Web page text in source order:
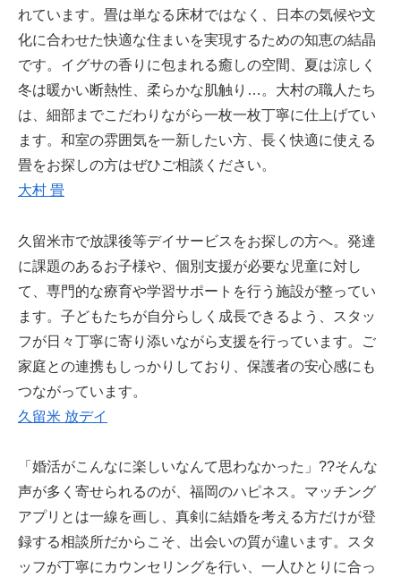
れています。畳は単なる床材ではなく、日本の気候や文
化に合わせた快適な住まいを実現するための知恵の結晶
です。イグサの香りに包まれる癒しの空間、夏は涼しく
冬は暖かい断熱性、柔らかな肌触り…。大村の職人たち
は、細部までこだわりながら一枚一枚丁寧に仕上げてい
ます。和室の雰囲気を一新したい方、長く快適に使える
畳をお探しの方はぜひご相談ください。
大村 畳
久留米市で放課後等デイサービスをお探しの方へ。発達
に課題のあるお子様や、個別支援が必要な児童に対し
て、専門的な療育や学習サポートを行う施設が整ってい
ます。子どもたちが自分らしく成長できるよう、スタッ
フが日々丁寧に寄り添いながら支援を行っています。ご
家庭との連携もしっかりしており、保護者の安心感にも
つながっています。
久留米 放デイ
「婚活がこんなに楽しいなんて思わなかった」??そんな
声が多く寄せられるのが、福岡のハピネス。マッチング
アプリとは一線を画し、真剣に結婚を考える方だけが登
録する相談所だからこそ、出会いの質が違います。スタ
ッフが丁寧にカウンセリングを行い、一人ひとりに合っ